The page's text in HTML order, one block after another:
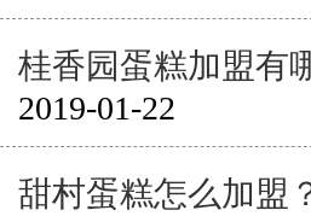
桂香园蛋糕加盟有
2019-01-22
甜村蛋糕怎么加盟